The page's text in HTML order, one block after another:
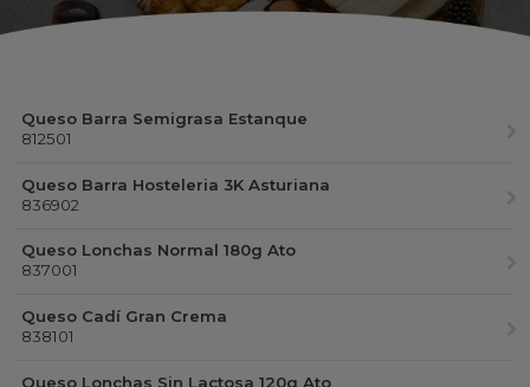
Queso Barra Semigrasa Estanque
812501
Queso Barra Hosteleria 3K Asturiana
836902
Queso Lonchas Normal 180g Ato
837001
Queso Cadí Gran Crema
838101
Queso Lonchas Sin Lactosa 120g Ato